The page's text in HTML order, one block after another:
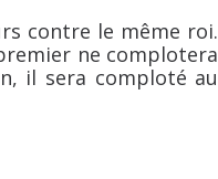
contre le même roi.
ne complotera
il sera comploté au